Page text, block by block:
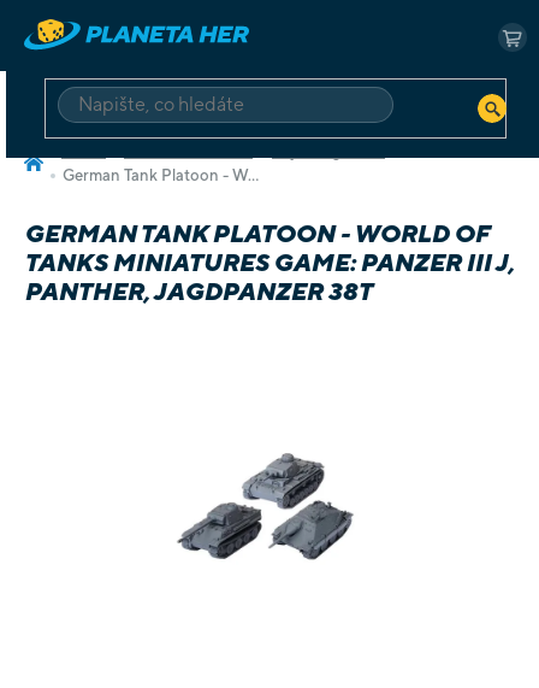
obsah
HLEDAT
German Tank Platoon - World of Tanks Miniatures Game: Panzer III J, Panther, Jagdpanzer 38t
GERMAN TANK PLATOON - WORLD OF
TANKS MINIATURES GAME: PANZER III J,
PANTHER, JAGDPANZER 38T